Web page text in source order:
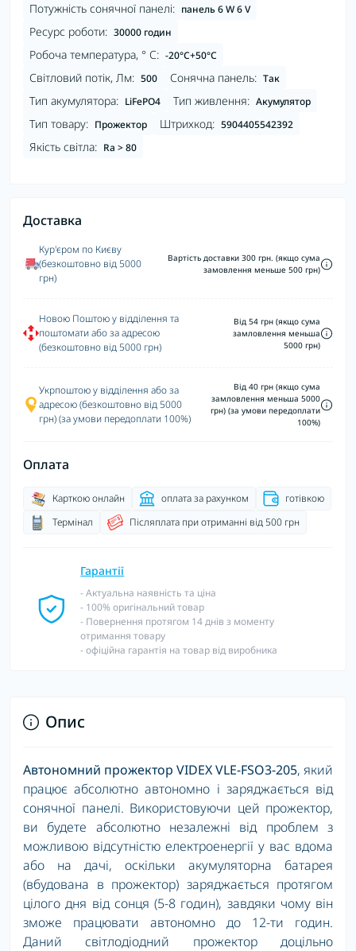
Потужність сонячної панелі: панель 6 W 6 V
Ресурс роботи: 30000 годин
Робоча температура, ° С: -20°C+50°С
Світловий потік, Лм: 500 Сонячна панель: Так
Тип акумулятора: LiFePO4 Тип живлення: Акумулятор
Тип товару: Прожектор Штрихкод: 5904405542392
Якість світла: Ra > 80
Доставка
Кур'єром по Києву
(безкоштовно від 5000
грн)
Вартість доставки 300 грн. (якщо сума
замовлення меньше 500 грн)
Новою Поштою у відділення та
поштомати або за адресою
(безкоштовно від 5000 грн)
Від 54 грн (якщо сума
замловлення меньша
5000 грн)
Укрпоштою у відділення або за
адресою (безкоштовно від 5000
грн) (за умови передоплати 100%)
Від 40 грн (якщо сума
замловлення меньша 5000
грн) (за умови передоплати
100%)
Оплата
Карткою онлайн оплата за рахунком
готівкою
Термінал
Післяплата при отриманні від 500 грн
Гарантії
- Актуальна наявність та ціна
- 100% оригінальний товар
- Повернення протягом 14 днів з моменту
отримання товару
- офіційна гарантія на товар від виробника
Опис
Автономний прожектор VIDEX VLE-FSO3-205, який
працює абсолютно автономно і заряджається від
сонячної панелі. Використовуючи цей прожектор,
ви будете абсолютно незалежні від проблем з
можливою відсутністю електроенергії у вас вдома
або на дачі, оскільки акумуляторна батарея
(вбудована в прожектор) заряджається протягом
цілого дня від сонця (5-8 годин), завдяки чому він
зможе працювати автономно до 12-ти годин.
Даний світлодіодний прожектор доцільно